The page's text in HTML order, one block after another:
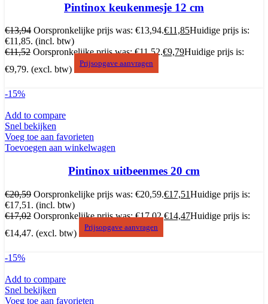
Pintinox keukenmesje 12 cm
€13,94 Oorspronkelijke prijs was: €13,94.€11,85Huidige prijs is:
€11,85. (incl. btw)
€11,52 Oorspronkelijke prijs was: €11,52.€9,79Huidige prijs is:
€9,79. (excl. btw)
Prijsopgave aanvragen
-15%
Add to compare
Snel bekijken
Voeg toe aan favorieten
Toevoegen aan winkelwagen
Pintinox uitbeenmes 20 cm
€20,59 Oorspronkelijke prijs was: €20,59.€17,51Huidige prijs is:
€17,51. (incl. btw)
€17,02 Oorspronkelijke prijs was: €17,02.€14,47Huidige prijs is:
€14,47. (excl. btw)
Prijsopgave aanvragen
-15%
Add to compare
Snel bekijken
Voeg toe aan favorieten